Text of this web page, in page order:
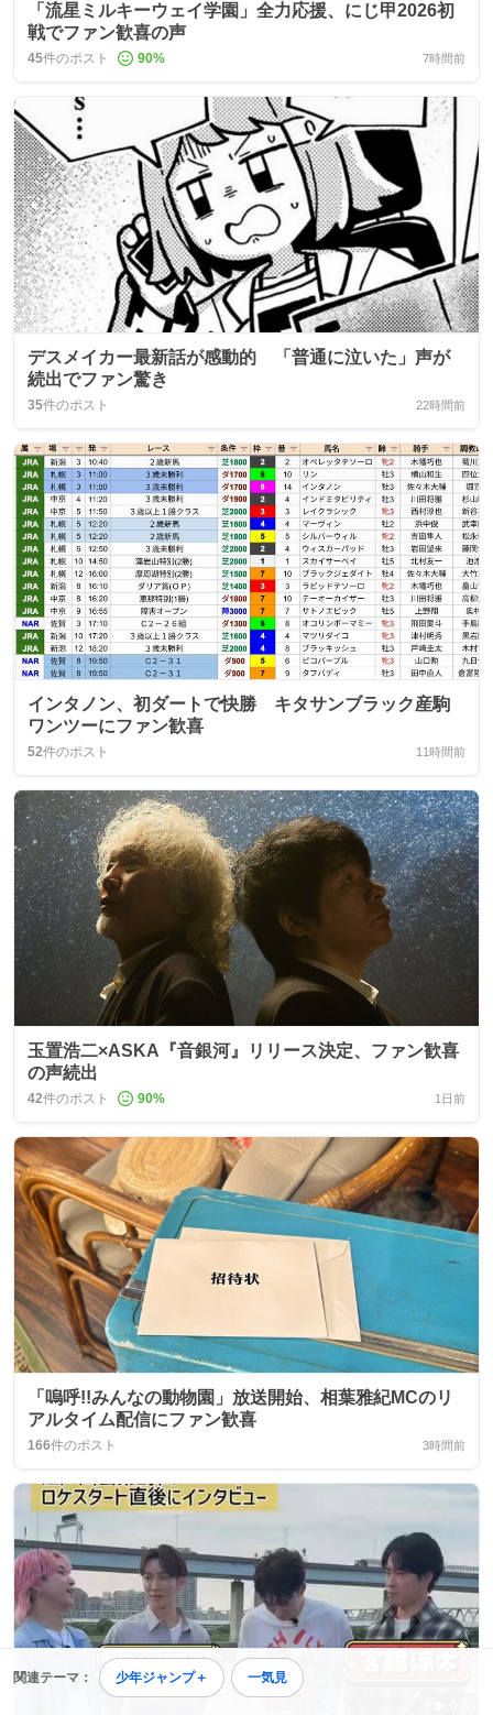
関連テーマ： 少年ジャンプ＋ 一気見
「流星ミルキーウェイ学園」全力応援、にじ甲2026初
戦でファン歓喜の声
45件のポスト 90% 7時間前
デスメイカー最新話が感動的 「普通に泣いた」声が
続出でファン驚き
35件のポスト 22時間前
インタノン、初ダートで快勝 キタサンブラック産駒
ワンツーにファン歓喜
52件のポスト 11時間前
玉置浩二×ASKA『音銀河』リリース決定、ファン歓喜
の声続出
42件のポスト 90% 1日前
「嗚呼!!みんなの動物園」放送開始、相葉雅紀MCのリ
アルタイム配信にファン歓喜
166件のポスト 3時間前